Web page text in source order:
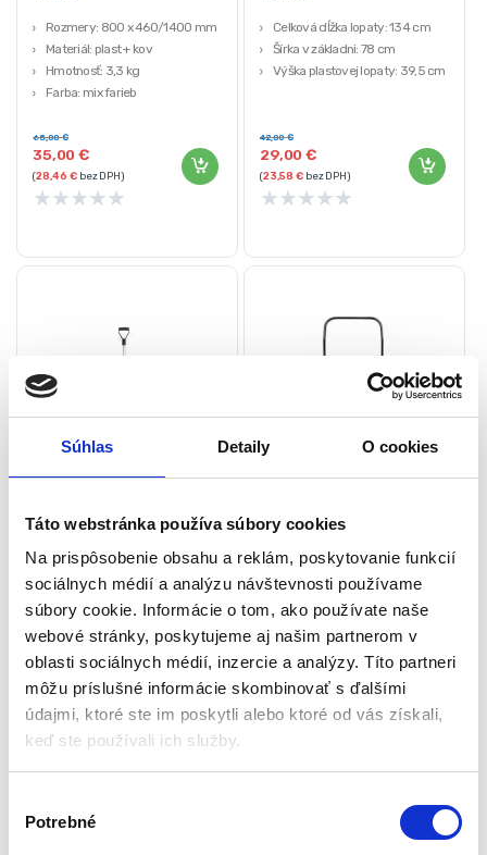
Súhlas Detaily O cookies
Táto webstránka používa súbory cookies
Na prispôsobenie obsahu a reklám, poskytovanie funkcií
sociálnych médií a analýzu návštevnosti používame
súbory cookie. Informácie o tom, ako používate naše
webové stránky, poskytujeme aj našim partnerom v
oblasti sociálnych médií, inzercie a analýzy. Títo partneri
môžu príslušné informácie skombinovať s ďalšími
údajmi, ktoré ste im poskytli alebo ktoré od vás získali,
keď ste používali ich služby.
Potrebné
Rozmery: 800 x 460/1400 mm
Materiál: plast + kov
Hmotnosť: 3,3 kg
Farba: mix farieb
35,00€
65,00€
(28,46€bez DPH)
★★★★★
Celková dĺžka lopaty: 134 cm
Šírka v základni: 78 cm
Výška plastovej lopaty: 39,5 cm
29,00€
42,00€
(23,58€bez DPH)
★★★★★
Zimná údržba
Na sklade (doručenie 2-4
pracovné dni)
Rozmery: 550 x 385/1460 mm
Hrúbka rukoväte: 30 mm
Hmotnosť: 1,49 kg
Farba: modrá
★★★★
Zimná údržba
ANSNOW F9
Na objednávku (doručenie
2-4 pracovné dni)
Rozmery: 780 × 420 mm
Hmotnosť: cca 3 kg
Materiál lopaty: plast (tvrdený)
Dve kolieska